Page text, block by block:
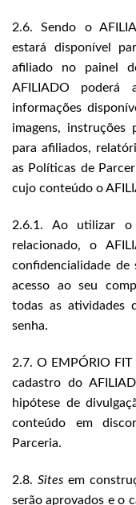
2.6. Sendo o
estará disponível
afiliado no painel
AFILIADO
informações
imagens, instruções
para afiliados,
as Políticas de
cujo conteúdo o
2.6.1. Ao utilizar o
relacionado, o
confidencialidade
acesso ao seu
todas as atividades
senha.
2.7. O EMPÓRIO
cadastro do
hipótese de
conteúdo em
Parceria.
2.8. Sites em
serão aprovados e o